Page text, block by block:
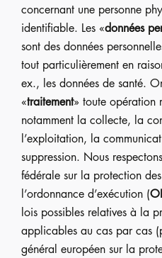
concernant une personne
identifiable. Les «données
sont des données
tout particulièrement en
ex., les données de santé.
«traitement» toute opération
notamment la collecte, la
l’exploitation, la
suppression. Nous
fédérale sur la protection
l’ordonnance d’exécution (
lois possibles relatives à la
applicables au cas par cas
général européen sur la